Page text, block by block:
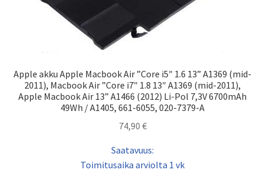
Apple akku Apple Macbook Air ”Core i5″ 1.6 13” A1369 (mid-
2011), Macbook Air ”Core i7″ 1.8 13″ A1369 (mid-2011),
Apple Macbook Air 13” A1466 (2012) Li-Pol 7,3V 6700mAh
49Wh / A1405, 661-6055, 020-7379-A
74,90 €
Saatavuus:
Toimitusaika arviolta 1 vk